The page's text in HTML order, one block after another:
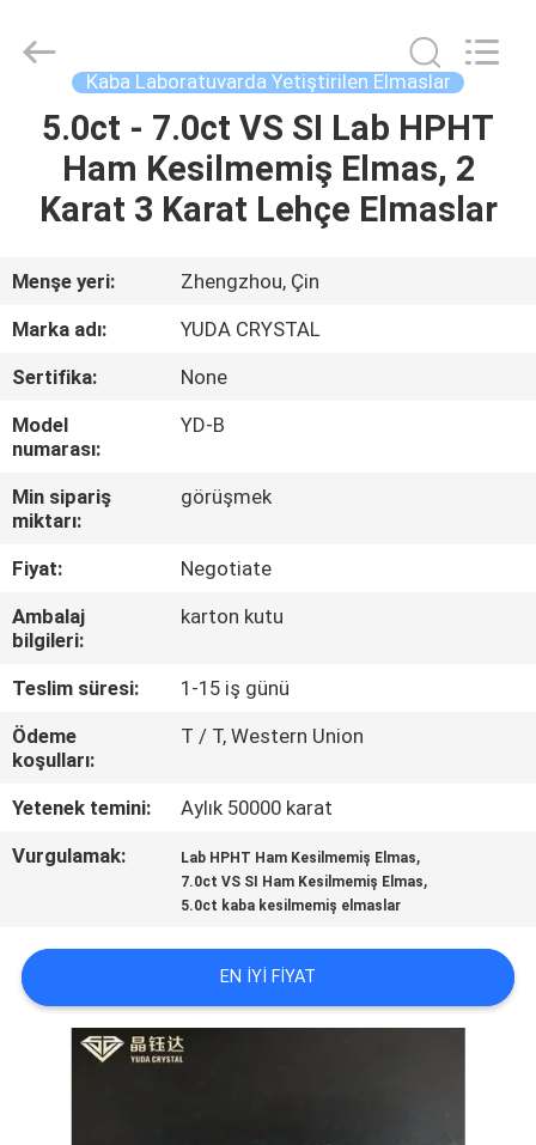
ÜRÜN:%
HAKKIMIZDA
FABRIKA
TURU
KALITE
KONTROL
BIZE
ULAŞIN
HABERLER
VAKALAR
HARITASI
PRIVACY
POLICY
Crystal
Co.,Ltd.
Reserved.
Kaba Laboratuvarda Yetiştirilen Elmaslar
5.0ct - 7.0ct VS SI Lab HPHT
Ham Kesilmemiş Elmas, 2
Karat 3 Karat Lehçe Elmaslar
Menşe yeri:
Zhengzhou, Çin
Marka adı:
YUDA CRYSTAL
Sertifika:
None
Model
numarası:
YD-B
Min sipariş
miktarı:
görüşmek
Fiyat:
Negotiate
Ambalaj
bilgileri:
karton kutu
Teslim süresi:
1-15 iş günü
Ödeme
koşulları:
T / T, Western Union
Yetenek temini:
Aylık 50000 karat
Vurgulamak:
Lab HPHT Ham Kesilmemiş Elmas,
7.0ct VS SI Ham Kesilmemiş Elmas,
5.0ct kaba kesilmemiş elmaslar
EN IYI FIYAT